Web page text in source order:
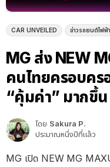
CAR UNVEILED ข่าวรถยนต์ไฟฟ้
MG ส่ง NEW
คนไทยครอบคร
“คุ้มค่า” มากขึ้
โดย Sakura P.
ประมาณหนึ่งปีที่แล้ว
MG เปิด NEW MG